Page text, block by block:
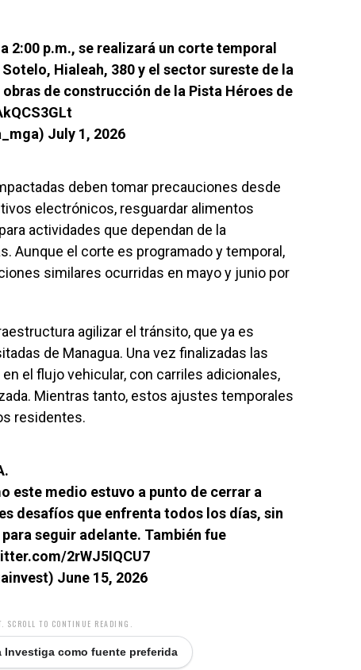
2:00 p.m., se realizará un corte temporal
Hialeah, 380 y el sector sureste de la
de construcción de la Pista Héroes de
July 1, 2026
deben tomar precauciones desde
electrónicos, resguardar alimentos
actividades que dependan de la
Aunque el corte es programado y temporal,
similares ocurridas en mayo y junio por
agilizar el tránsito, que ya es
de Managua. Una vez finalizadas las
el flujo vehicular, con carriles adicionales,
Mientras tanto, estos ajustes temporales
residentes.
este medio estuvo a punto de cerrar a
desafíos que enfrenta todos los días, sin
seguir adelante. También fue
2rWJ5IQCU7
June 15, 2026
SCROLL TO CONTINUE READING.
Investiga como fuente preferida